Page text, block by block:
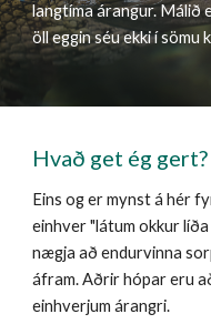
langtíma árangur.
öll eggin séu ekki í sömu
Hvað get ég gert?
Eins og er mynst á hér
einhver "látum okkur
nægja að endurvinna
áfram. Aðrir hópar eru
einhverjum árangri.